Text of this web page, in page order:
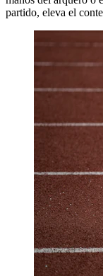
partido, eleva el